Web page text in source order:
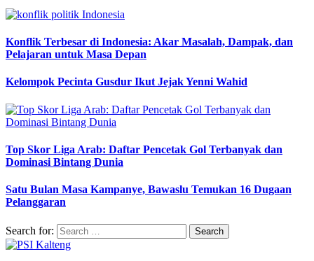
Konflik Terbesar di Indonesia: Akar Masalah, Dampak, dan
Pelajaran untuk Masa Depan
Kelompok Pecinta Gusdur Ikut Jejak Yenni Wahid
Top Skor Liga Arab: Daftar Pencetak Gol Terbanyak dan
Dominasi Bintang Dunia
Satu Bulan Masa Kampanye, Bawaslu Temukan 16 Dugaan
Pelanggaran
Search for: